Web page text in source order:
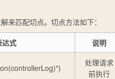
来匹配切点。切点方法如下：
达式 说明
处理请求
前执行